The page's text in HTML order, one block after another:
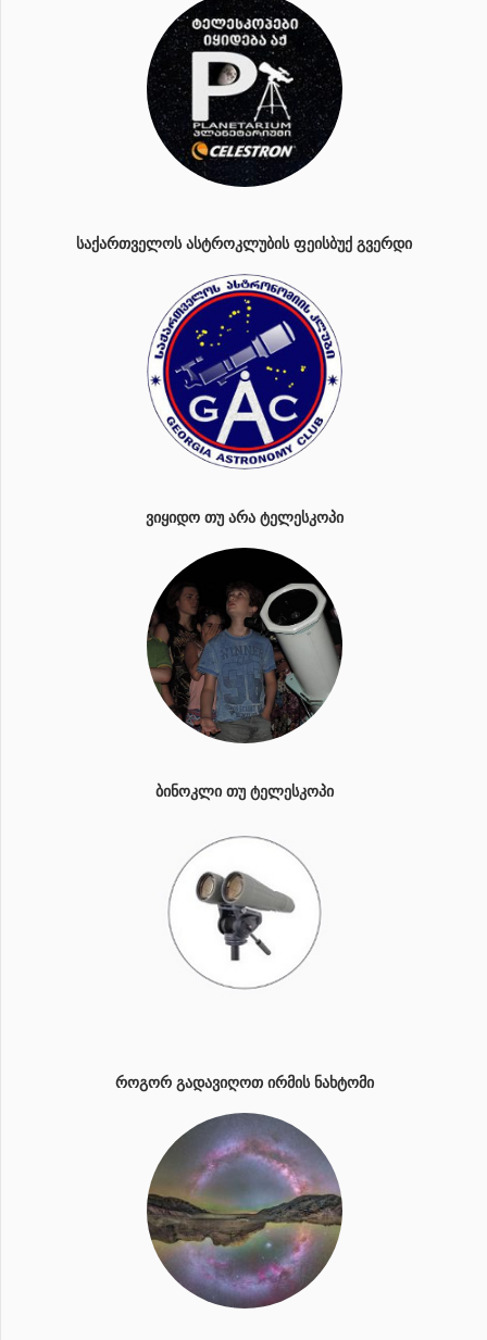
ᲡᲐᲥᲐᲠᲗᲕᲔᲚᲝᲡ ᲐᲡᲢᲠᲝᲙᲚᲣᲑᲘᲡ ᲤᲔᲘᲡᲑᲣᲥ ᲒᲕᲔᲠᲓᲘ
ᲕᲘᲧᲘᲓᲝ ᲗᲣ ᲐᲠᲐ ᲢᲔᲚᲔᲡᲙᲝᲞᲘ
ᲑᲘᲜᲝᲙᲚᲘ ᲗᲣ ᲢᲔᲚᲔᲡᲙᲝᲞᲘ
ᲠᲝᲒᲝᲠ ᲒᲐᲓᲐᲕᲘᲦᲝᲗ ᲘᲠᲛᲘᲡ ᲜᲐᲮᲢᲝᲛᲘ